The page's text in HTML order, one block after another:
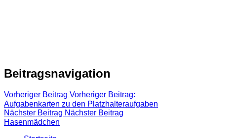
Beitragsnavigation
Vorheriger Beitrag Vorheriger Beitrag:
Aufgabenkarten zu den Platzhalteraufgaben
Nächster Beitrag Nächster Beitrag
Hasenmädchen